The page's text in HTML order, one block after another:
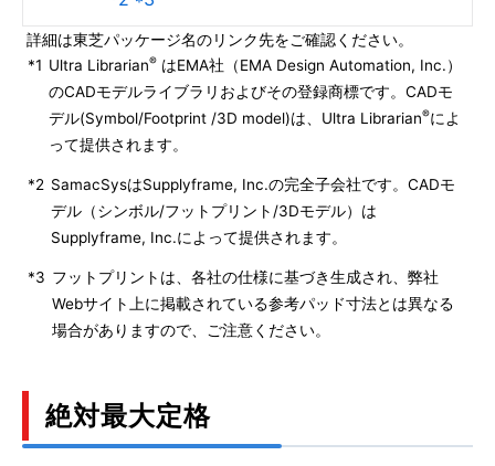
詳細は東芝パッケージ名のリンク先をご確認ください。
*1 Ultra Librarian® はEMA社（EMA Design Automation, Inc.）
のCADモデルライブラリおよびその登録商標です。CADモ
デル(Symbol/Footprint /3D model)は、Ultra Librarian®によ
って提供されます。
*2 SamacSysはSupplyframe, Inc.の完全子会社です。CADモ
デル（シンボル/フットプリント/3Dモデル）は
Supplyframe, Inc.によって提供されます。
*3 フットプリントは、各社の仕様に基づき生成され、弊社
Webサイト上に掲載されている参考パッド寸法とは異なる
場合がありますので、ご注意ください。
絶対最大定格